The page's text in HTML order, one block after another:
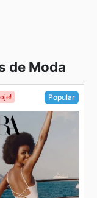
de Moda
Popular